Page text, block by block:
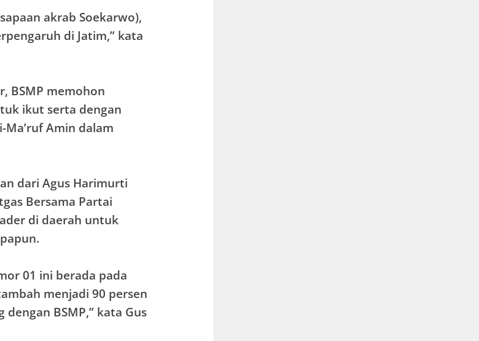
akrab Soekarwo),
di Jatim,” kata
BSMP memohon
ikut serta dengan
Amin dalam
dari Agus Harimurti
Bersama Partai
di daerah untuk
01 ini berada pada
menjadi 90 persen
BSMP,” kata Gus